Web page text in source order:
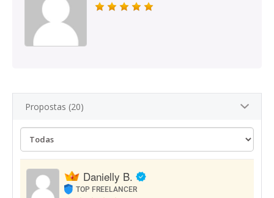
Propostas (20)
Danielly B.
TOP FREELANCER